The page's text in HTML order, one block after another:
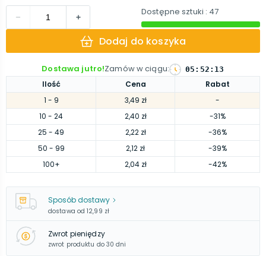
Ilość Cena
Rabat
1 - 9 3,49 zł
-
10 - 24 2,40 zł
-31%
25 - 49 2,22 zł
-36%
50 - 99 2,12 zł
-39%
100+ 2,04 zł -42%
Dostępne sztuki : 47
Dodaj do koszyka
Dostawa jutro!Zamów w ciągu: 05 : 52 : 12
Sposób dostawy
dostawa od 12,99 zł
Zwrot pieniędzy
zwrot produktu do 30 dni